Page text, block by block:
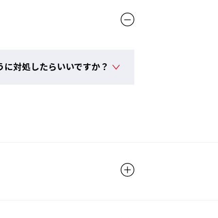
」、「泳ぐことに集中できる」と
叶えるために生まれた新しいくも
対処したらいいですか？